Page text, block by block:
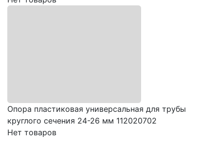
Опора пластиковая универсальная для трубы
круглого сечения 24-26 мм 112020702
Нет товаров